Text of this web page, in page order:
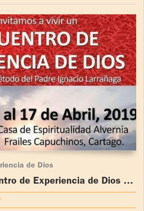
de Dios
de Experiencia de Dios en
Rica